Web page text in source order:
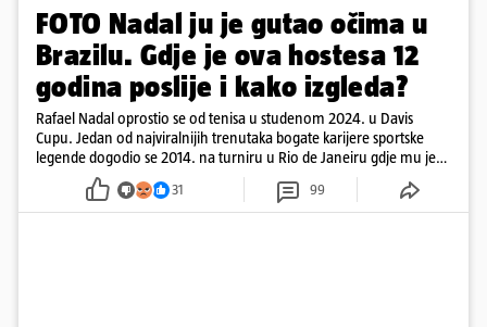
FOTO Nadal ju je gutao očima u
Brazilu. Gdje je ova hostesa 12
godina poslije i kako izgleda?
Rafael Nadal oprostio se od tenisa u studenom 2024. u Davis
Cupu. Jedan od najviralnijih trenutaka bogate karijere sportske
legende dogodio se 2014. na turniru u Rio de Janeiru gdje mu je
pažnju odvlačila ljepotica iza klupe
31 99